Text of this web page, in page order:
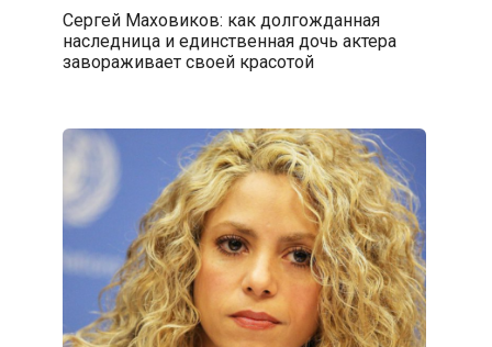
Сергей Маховиков: как долгожданная
наследница и единственная дочь актера
завораживает своей красотой